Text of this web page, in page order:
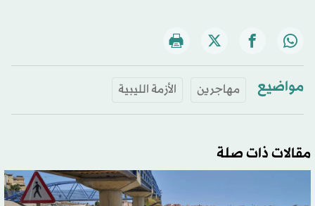
مواضيع مهاجرين الأزمة الليبية
مقالات ذات صلة